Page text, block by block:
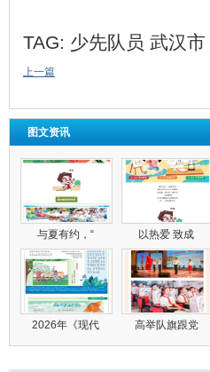
TAG: 少先队员 武汉市
上一篇
图文资讯
与夏有约，“ 以热爱 致成
2026年《现代 高举队旗跟党